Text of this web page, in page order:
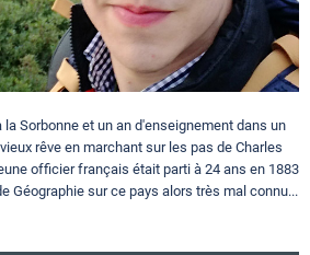
Sorbonne et un an d'enseignement dans un
rêve en marchant sur les pas de Charles
officier français était parti à 24 ans en 1883
Géographie sur ce pays alors très mal connu...